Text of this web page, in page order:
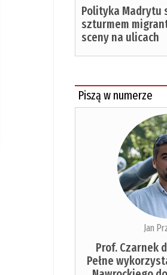
Polityka Madrytu
szturmem
sceny na ulicach
Piszą w numerze
Jan
Prof. Czarnek
Pełne